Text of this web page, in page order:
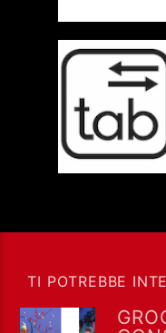
TI POTREBBE